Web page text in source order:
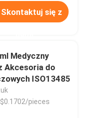
Skontaktuj się z
Medyczny
Akcesoria do
ISO13485
pieces